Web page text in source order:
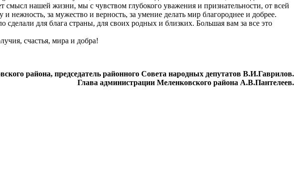
нашей жизни, мы с чувством глубокого уважения и признательности, от всей
за мужество и верность, за умение делать мир благороднее и добрее.
для блага страны, для своих родных и близких. Большая вам за все это
счастья, мира и добра!
района, председатель районного Совета народных депутатов В.И.Гаврилов.
Глава администрации Меленковского района А.В.Пантелеев.